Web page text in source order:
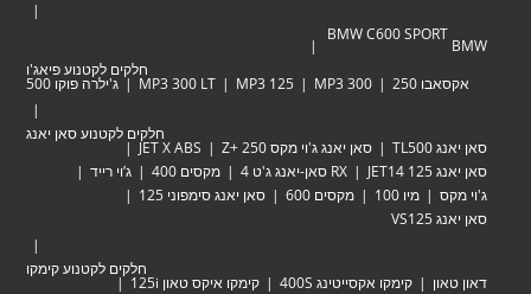
BMW C600
חלקים לקטנוע פיאג'ו
MP3 300
MP3 125
MP3 300 LT ג'ילרה פוקו 500
חלקים לקטנוע סאן יאנג
סאן יאנג ג'וי מקס Zּ+ 250
JET X ABS
RX סאן-יאנג ג'ט 4 מקסים 400
ג’וי רייד
מקסים 600
סאן יאנג סימפוני 125
חלקים לקטנוע קימקו
קימקו אקסייטינג 400S
קימקו איקס טאון 125i